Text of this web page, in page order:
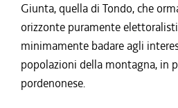
Giunta, quella di Tondo, che
orizzonte puramente
minimamente badare agli
popolazioni della montagna, in
pordenonese.